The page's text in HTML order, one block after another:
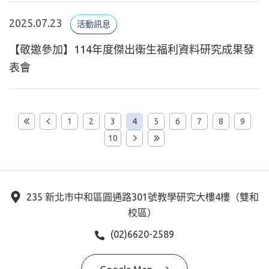
2025.07.23 活動訊息
【敬邀參加】114年度傑出衛生福利資料研究成果發
表會
1 2 3 4 5 6 7 8
9
10
235 新北市中和區圓通路301號教學研究大樓4樓（雙和
校區）
(02)6620-2589